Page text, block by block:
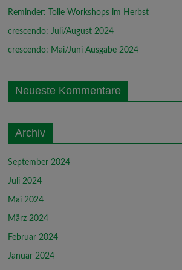
Reminder: Tolle Workshops im Herbst
crescendo: Juli/August 2024
crescendo: Mai/Juni Ausgabe 2024
Neueste Kommentare
Archiv
September 2024
Juli 2024
Mai 2024
März 2024
Februar 2024
Januar 2024